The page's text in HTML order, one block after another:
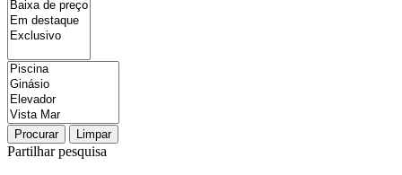
Procurar Limpar
Partilhar pesquisa